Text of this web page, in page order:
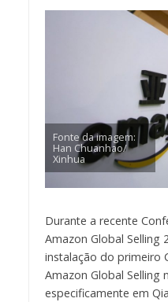
Fonte da imagem:
Han Chuanhao/
Xinhua
Durante a recente
Amazon Global Selling
instalação do primeiro
Amazon Global Selling
especificamente em